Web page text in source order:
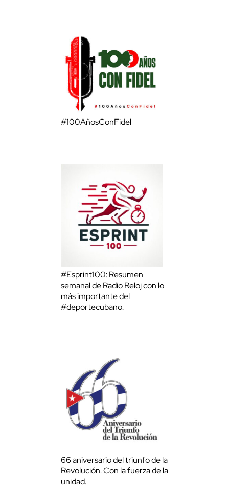
#100AñosConFidel
#Esprint100: Resumen
semanal de Radio Reloj con lo
más importante del
#deportecubano.
66 aniversario del triunfo de la
Revolución. Con la fuerza de la
unidad.